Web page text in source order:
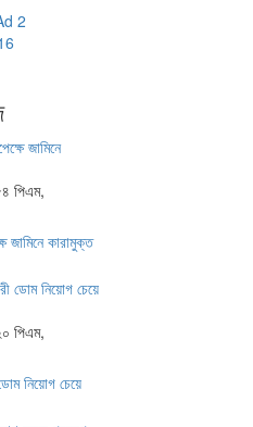
পিএম,
জামিনে কারামুক্ত
পিএম,
নিয়োগ চেয়ে